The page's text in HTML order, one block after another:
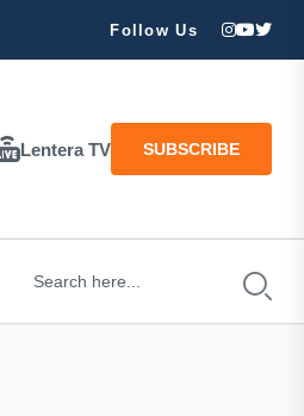
Follow Us
Lentera TV SUBSCRIBE